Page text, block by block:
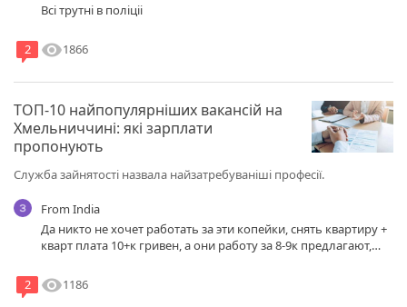
Всі трутні в поліціі
2 visibility1866
ТОП-10 найпопулярніших вакансій на
Хмельниччині: які зарплати
пропонують
Служба зайнятості назвала найзатребуваніші професії.
From India
Да никто не хочет работать за эти копейки, снять квартиру +
кварт плата 10+к гривен, а они работу за 8-9к предлагают,
2
visibility1186